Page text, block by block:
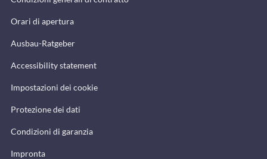
Orari di apertura
Ausbau-Ratgeber
Accessibility statement
Impostazioni dei cookie
Protezione dei dati
Condizioni di garanzia
Impronta